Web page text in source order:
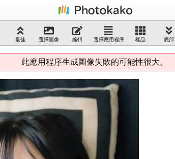
最佳 選擇圖像 編輯 選擇應用程序 樣品 底部
此應用程序生成圖像失敗的可能性很大。